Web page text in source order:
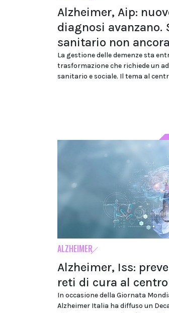
Alzheimer, Aip:
diagnosi avanzano.
sanitario non
La gestione delle demenze sta
trasformazione che richiede un
sanitario e sociale. Il tema al
ALZHEIMER
Alzheimer, Iss:
reti di cura al centro
In occasione della Giornata
Alzheimer Italia ha diffuso un